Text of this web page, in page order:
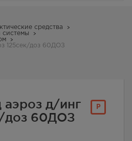
средства
системы
125сек/доз 60ДОЗ
Р
аэроз д/инг
доз 60ДОЗ